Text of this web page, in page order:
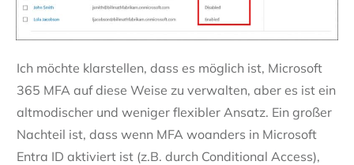
Ich möchte klarstellen, dass es möglich ist, Microsoft
365 MFA auf diese Weise zu verwalten, aber es ist ein
altmodischer und weniger flexibler Ansatz. Ein großer
Nachteil ist, dass wenn MFA woanders in Microsoft
Entra ID aktiviert ist (z.B. durch Conditional Access),